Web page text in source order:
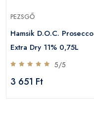
PEZSGŐ
Hamsik D.O.C. Prosecco
Extra Dry 11% 0,75L
5/5
3 651 Ft